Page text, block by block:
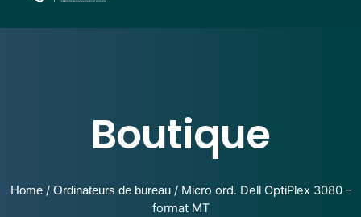
Boutique
Home/ Ordinateurs de bureau/ Micro ord. Dell OptiPlex 3080 –
format MT